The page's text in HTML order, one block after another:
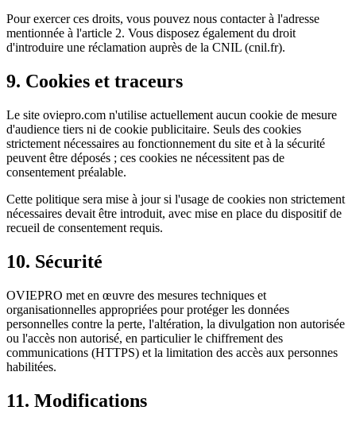
Pour exercer ces droits, vous pouvez nous contacter à l'adresse
mentionnée à l'article 2. Vous disposez également du droit
d'introduire une réclamation auprès de la CNIL (cnil.fr).
9. Cookies et traceurs
Le site oviepro.com n'utilise actuellement aucun cookie de mesure
d'audience tiers ni de cookie publicitaire. Seuls des cookies
strictement nécessaires au fonctionnement du site et à la sécurité
peuvent être déposés ; ces cookies ne nécessitent pas de
consentement préalable.
Cette politique sera mise à jour si l'usage de cookies non strictement
nécessaires devait être introduit, avec mise en place du dispositif de
recueil de consentement requis.
10. Sécurité
OVIEPRO met en œuvre des mesures techniques et
organisationnelles appropriées pour protéger les données
personnelles contre la perte, l'altération, la divulgation non autorisée
ou l'accès non autorisé, en particulier le chiffrement des
communications (HTTPS) et la limitation des accès aux personnes
habilitées.
11. Modifications